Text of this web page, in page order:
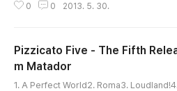
10. Quizas Quizas Quizas11. Eclipse12.
laya17. my boy18. Fascinacao (Album
The Sunny Side Of The Street (CM /
0 0 2013. 5. 30.
Pizzicato Five - The Fifth
m Matador
1. A Perfect World2. Roma3.